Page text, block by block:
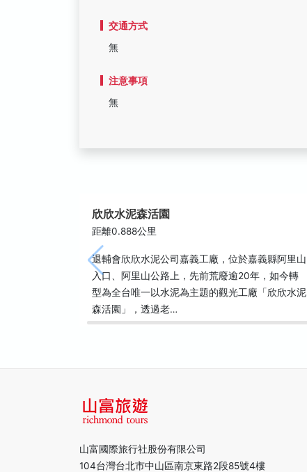
交通方式
無
注意事項
無
欣欣水泥森活園
距離0.888公里
退輔會欣欣水泥公司嘉義工廠，位於嘉義縣阿里山
入口、阿里山公路上，先前荒廢逾20年，如今轉
型為全台唯一以水泥為主題的觀光工廠「欣欣水泥
森活園」，透過老…
山富國際旅行社股份有限公司
104台灣台北市中山區南京東路2段85號4樓